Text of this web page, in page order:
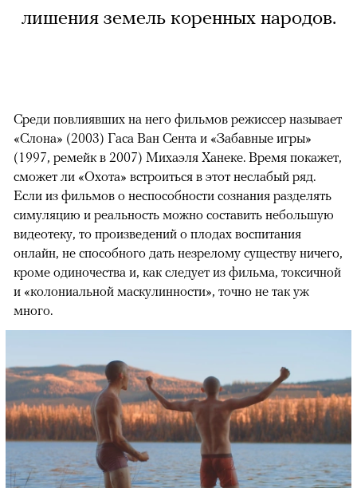
лишения земель коренных народов.
Среди повлиявших на него фильмов режиссер называет
«Слона» (2003) Гаса Ван Сента и «Забавные игры»
(1997, ремейк в 2007) Михаэля Ханеке. Время покажет,
сможет ли «Охота» встроиться в этот неслабый ряд.
Если из фильмов о неспособности сознания разделять
симуляцию и реальность можно составить небольшую
видеотеку, то произведений о плодах воспитания
онлайн, не способного дать незрелому существу ничего,
кроме одиночества и, как следует из фильма, токсичной
и «колониальной маскулинности», точно не так уж
много.